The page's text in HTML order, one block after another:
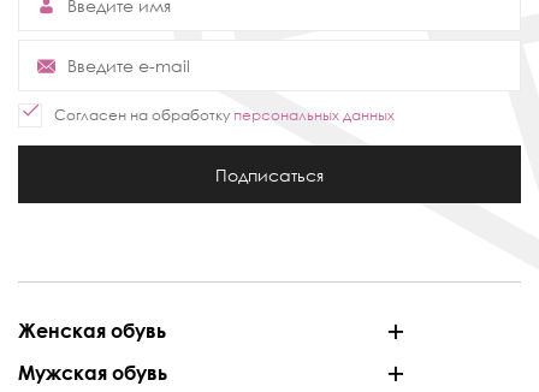
Согласен на обработку персональных данных
Подписаться
Женская обувь
Мужская обувь